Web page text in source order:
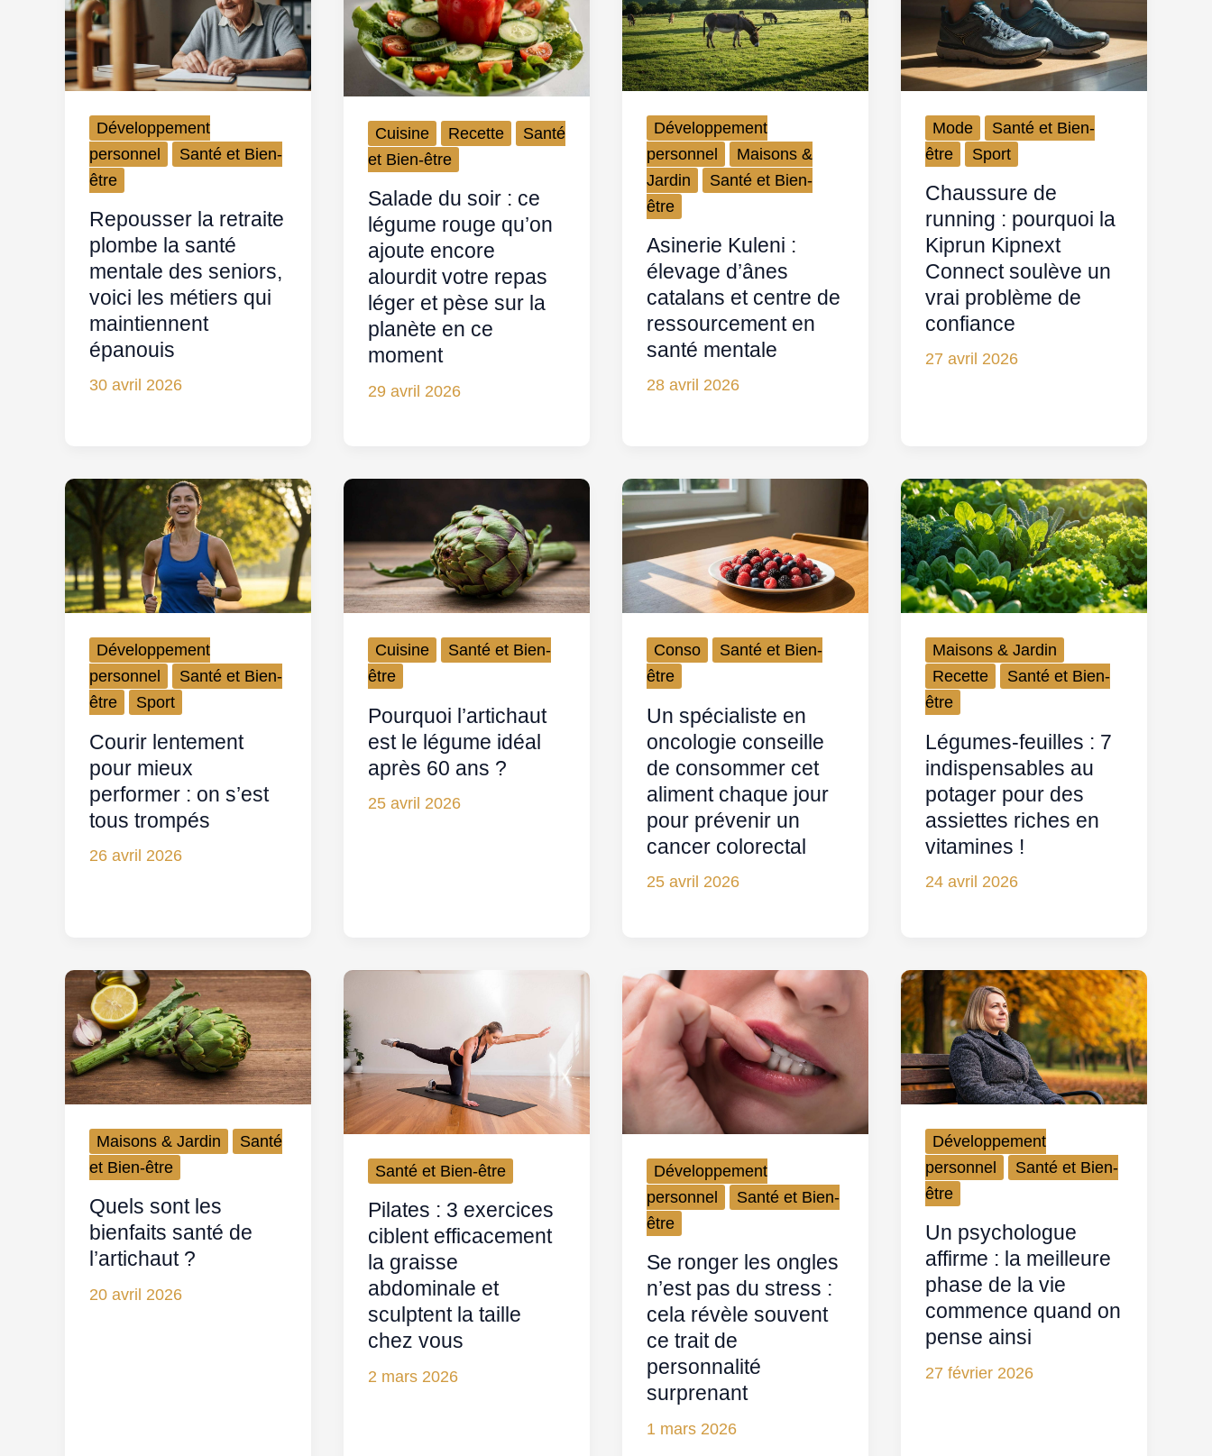
Développement
personnel
Santé et Bien-
être
Repousser la retraite
plombe la santé
mentale des seniors,
voici les métiers qui
maintiennent
épanouis
30 avril 2026
Cuisine Recette
Santé
et Bien-être
Salade du soir : ce
légume rouge qu’on
ajoute encore
alourdit votre repas
léger et pèse sur la
planète en ce
moment
29 avril 2026
Développement
personnel
Maisons &
Jardin
Santé et Bien-
être
Asinerie Kuleni :
élevage d’ânes
catalans et centre de
ressourcement en
santé mentale
28 avril 2026
Mode
Santé et Bien-
être
Sport
Chaussure de
running : pourquoi la
Kiprun Kipnext
Connect soulève un
vrai problème de
confiance
27 avril 2026
Développement
personnel
Santé et Bien-
être
Sport
Courir lentement
pour mieux
performer : on s’est
tous trompés
26 avril 2026
Cuisine
Santé et Bien-
être
Pourquoi l’artichaut
est le légume idéal
après 60 ans ?
25 avril 2026
Conso
Santé et Bien-
être
Un spécialiste en
oncologie conseille
de consommer cet
aliment chaque jour
pour prévenir un
cancer colorectal
25 avril 2026
Maisons & Jardin
Recette
Santé et Bien-
être
Légumes-feuilles : 7
indispensables au
potager pour des
assiettes riches en
vitamines !
24 avril 2026
Maisons & Jardin
Santé
et Bien-être
Quels sont les
bienfaits santé de
l’artichaut ?
20 avril 2026
Santé et Bien-être
Pilates : 3 exercices
ciblent efficacement
la graisse
abdominale et
sculptent la taille
chez vous
2 mars 2026
Développement
personnel
Santé et Bien-
être
Se ronger les ongles
n’est pas du stress :
cela révèle souvent
ce trait de
personnalité
surprenant
1 mars 2026
Développement
personnel
Santé et Bien-
être
Un psychologue
affirme : la meilleure
phase de la vie
commence quand on
pense ainsi
27 février 2026